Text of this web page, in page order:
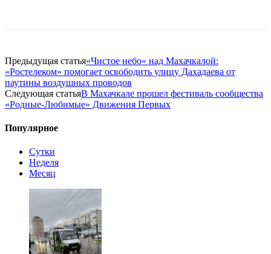
Предыдущая статья«Чистое небо» над Махачкалой:
«Ростелеком» помогает освободить улицу Дахадаева от
паутины воздушных проводов
Следующая статьяВ Махачкале прошел фестиваль сообщества
«Родные-Любимые» Движения Первых
Популярное
Сутки
Неделя
Месяц